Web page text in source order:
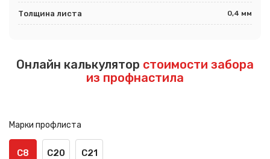
Толщина листа 0,4 мм
Онлайн калькулятор стоимости забора
из профнастила
Марки профлиста
С8 С20 С21